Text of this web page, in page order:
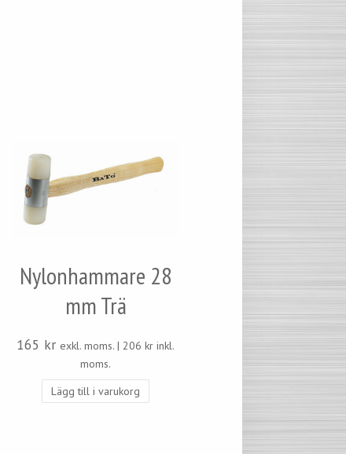
Nylonhammare 28
mm Trä
165 kr exkl. moms. |206kr inkl.
moms.
Lägg till i varukorg